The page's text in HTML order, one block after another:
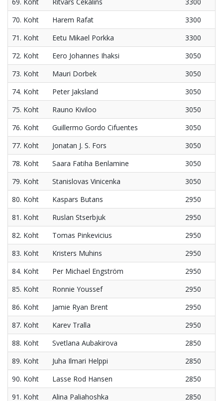
70. Koht
Harem Rafat
3300
71. Koht
Eetu Mikael Porkka
3300
72. Koht
Eero Johannes Ihaksi
3050
73. Koht
Mauri Dorbek
3050
74. Koht
Peter Jaksland
3050
75. Koht
Rauno Kiviloo
3050
76. Koht
Guillermo Gordo Cifuentes
3050
77. Koht
Jonatan J. S. Fors
3050
78. Koht
Saara Fatiha Benlamine
3050
79. Koht
Stanislovas Vinicenka
3050
80. Koht
Kaspars Butans
2950
81. Koht
Ruslan Stserbjuk
2950
82. Koht
Tomas Pinkevicius
2950
83. Koht
Kristers Muhins
2950
84. Koht
Per Michael Engström
2950
85. Koht
Ronnie Youssef
2950
86. Koht
Jamie Ryan Brent
2950
87. Koht
Karev Tralla
2950
88. Koht
Svetlana Aubakirova
2850
89. Koht
Juha Ilmari Helppi
2850
90. Koht
Lasse Rod Hansen
2850
91. Koht
Alina Paliahoshka
2850